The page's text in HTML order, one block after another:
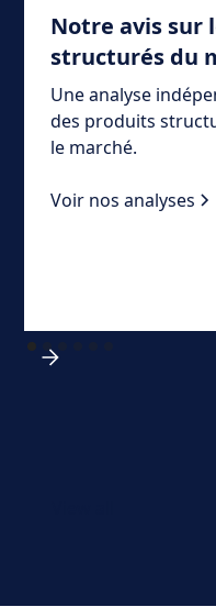
Notre avis sur
structurés du
Une analyse
des produits
le marché.
Voir nos analyses